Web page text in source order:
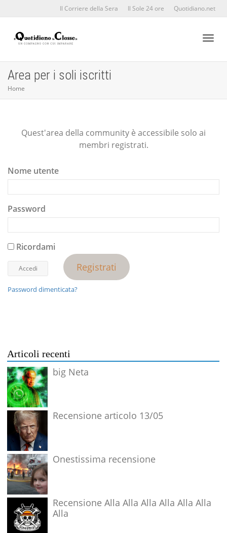
Il Corriere della Sera Il Sole 24 ore Quotidiano.net
Area per i soli iscritti
Home
Quest'area della community è accessibile solo ai
membri registrati.
Nome utente
Password
Ricordami
Registrati
Password dimenticata?
Articoli recenti
big Neta
Recensione articolo 13/05
Onestissima recensione
Recensione Alla Alla Alla Alla Alla Alla
Alla